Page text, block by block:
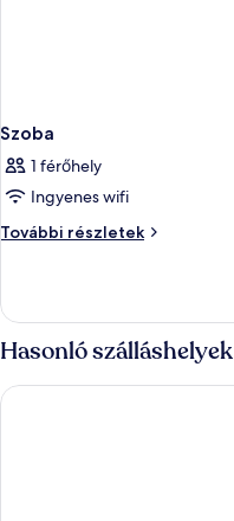
Szoba
1 férőhely
Ingyenes wifi
További részletek
Szoba
Hasonló szálláshelyek
Urban Hive Milano